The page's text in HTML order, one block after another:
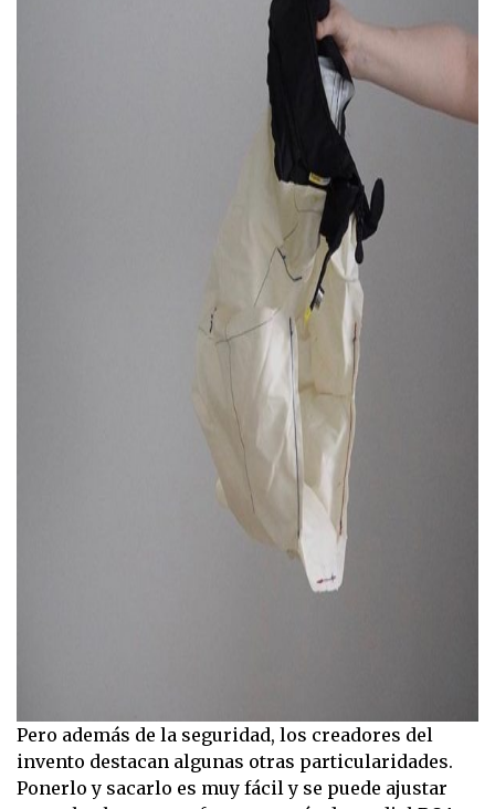
Pero además de la seguridad, los creadores del
invento destacan algunas otras particularidades.
Ponerlo y sacarlo es muy fácil y se puede ajustar